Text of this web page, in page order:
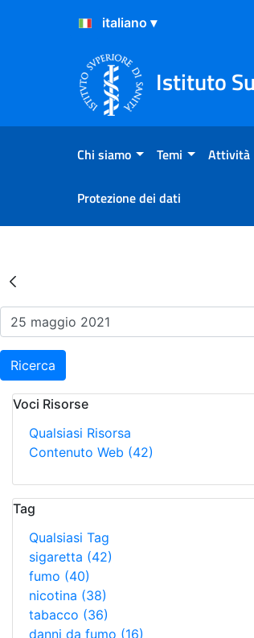
Salta al Contenuto
Salta al Footer
Istituto
Chi siamo Temi Attività
Protezione dei dati
Risultati della
Ricerca
Voci Risorse
Qualsiasi Risorsa
Contenuto Web (42)
Tag
Qualsiasi Tag
sigaretta (42)
fumo (40)
nicotina (38)
tabacco (36)
danni da fumo (16)